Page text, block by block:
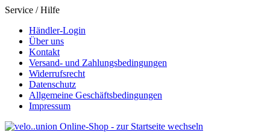
Service / Hilfe
Händler-Login
Über uns
Kontakt
Versand- und Zahlungsbedingungen
Widerrufsrecht
Datenschutz
Allgemeine Geschäftsbedingungen
Impressum